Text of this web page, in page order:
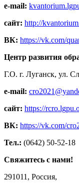
e-mail:
сайт: http://
ВК: https://vk.com/
Центр развития
Г.О. г. Луганск, ул.
e-mail:
сайт: https://
ВК: https://vk.com/
Тел.: (0642) 50-52-18
Свяжитесь с нами!
291011, Россия,